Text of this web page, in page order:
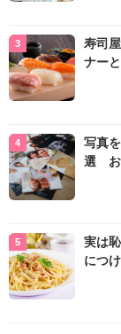
寿司
ナー
写真
選 お
実は
につ